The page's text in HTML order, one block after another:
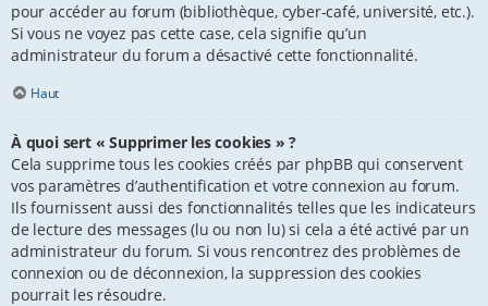
pour accéder au forum (bibliothèque, cyber-café, université, etc.).
Si vous ne voyez pas cette case, cela signifie qu’un
administrateur du forum a désactivé cette fonctionnalité.
Haut
À quoi sert « Supprimer les cookies » ?
Cela supprime tous les cookies créés par phpBB qui conservent
vos paramètres d’authentification et votre connexion au forum.
Ils fournissent aussi des fonctionnalités telles que les indicateurs
de lecture des messages (lu ou non lu) si cela a été activé par un
administrateur du forum. Si vous rencontrez des problèmes de
connexion ou de déconnexion, la suppression des cookies
pourrait les résoudre.